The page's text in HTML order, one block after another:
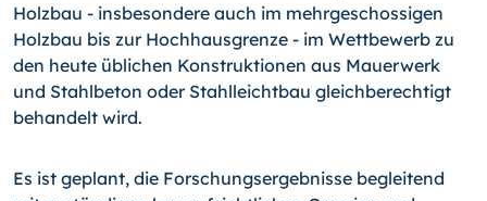
Holzbau - insbesondere auch im mehrgeschossigen
Holzbau bis zur Hochhausgrenze - im Wettbewerb zu
den heute üblichen Konstruktionen aus Mauerwerk
und Stahlbeton oder Stahlleichtbau gleichberechtigt
behandelt wird.
Es ist geplant, die Forschungsergebnisse begleitend